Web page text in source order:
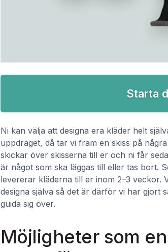
Starta
Ni kan välja att designa era kläder helt
uppdraget, då tar vi fram en skiss på
skickar över skisserna till er och ni får
är något som ska läggas till eller tas bort.
levererar kläderna till er inom 2–3 veckor.
designa själva så det är därför vi har gjort
guida sig över.
Möjligheter som